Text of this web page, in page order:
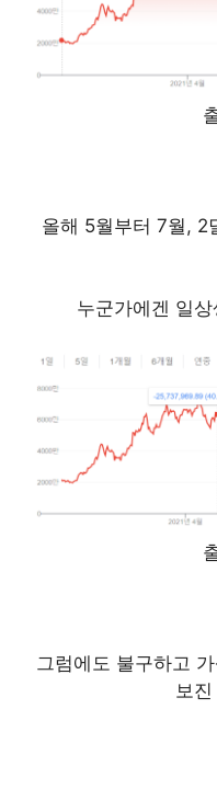
올해 5월부터 7월, 2
누군가에겐 일
그럼에도 불구하고
보